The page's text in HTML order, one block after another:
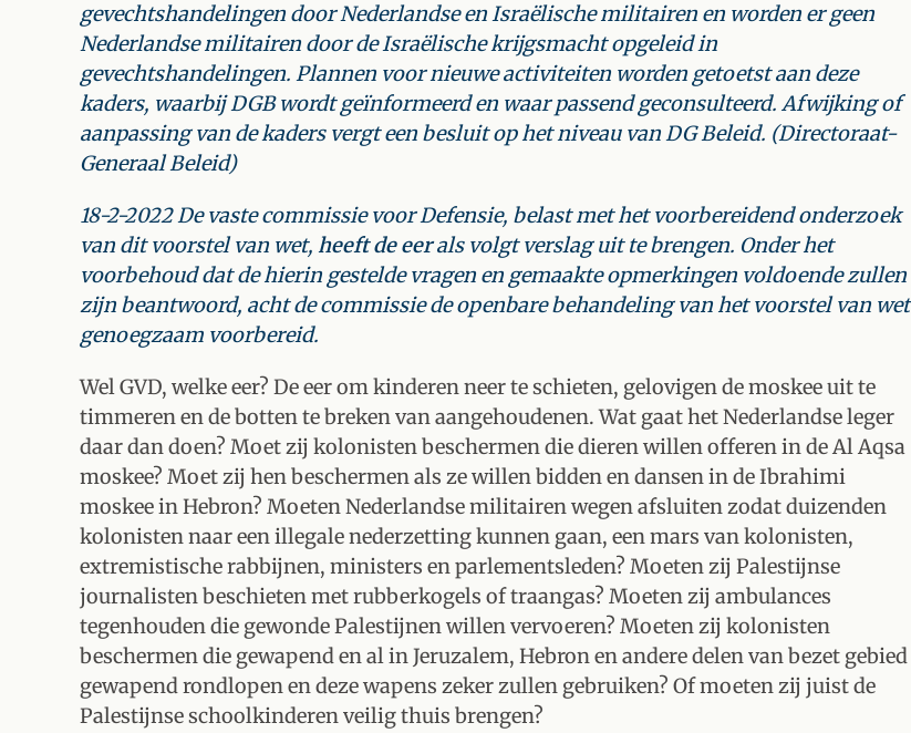
gevechtshandelingen door Nederlandse en Israëlische militairen en worden er geen
Nederlandse militairen door de Israëlische krijgsmacht opgeleid in
gevechtshandelingen. Plannen voor nieuwe activiteiten worden getoetst aan deze
kaders, waarbij DGB wordt geïnformeerd en waar passend geconsulteerd. Afwijking of
aanpassing van de kaders vergt een besluit op het niveau van DG Beleid. (Directoraat-
Generaal Beleid)
18-2-2022 De vaste commissie voor Defensie, belast met het voorbereidend onderzoek
van dit voorstel van wet, heeft de eer als volgt verslag uit te brengen. Onder het
voorbehoud dat de hierin gestelde vragen en gemaakte opmerkingen voldoende zullen
zijn beantwoord, acht de commissie de openbare behandeling van het voorstel van wet
genoegzaam voorbereid.
Wel GVD, welke eer? De eer om kinderen neer te schieten, gelovigen de moskee uit te
timmeren en de botten te breken van aangehoudenen. Wat gaat het Nederlandse leger
daar dan doen? Moet zij kolonisten beschermen die dieren willen offeren in de Al Aqsa
moskee? Moet zij hen beschermen als ze willen bidden en dansen in de Ibrahimi
moskee in Hebron? Moeten Nederlandse militairen wegen afsluiten zodat duizenden
kolonisten naar een illegale nederzetting kunnen gaan, een mars van kolonisten,
extremistische rabbijnen, ministers en parlementsleden? Moeten zij Palestijnse
journalisten beschieten met rubberkogels of traangas? Moeten zij ambulances
tegenhouden die gewonde Palestijnen willen vervoeren? Moeten zij kolonisten
beschermen die gewapend en al in Jeruzalem, Hebron en andere delen van bezet gebied
gewapend rondlopen en deze wapens zeker zullen gebruiken? Of moeten zij juist de
Palestijnse schoolkinderen veilig thuis brengen?